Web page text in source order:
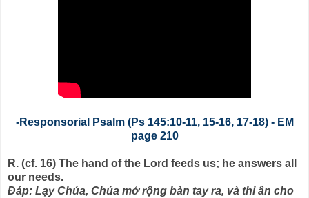
-Responsorial Psalm (Ps 145:10-11, 15-16, 17-18) - EM
page 210
R. (cf. 16) The hand of the Lord feeds us; he answers all
our needs.
Ðáp: Lạy Chúa, Chúa mở rộng bàn tay ra, và thi ân cho